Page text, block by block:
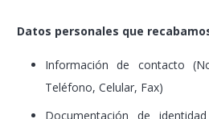
Datos personales que
Información de contacto
Teléfono, Celular, Fax)
Documentación de